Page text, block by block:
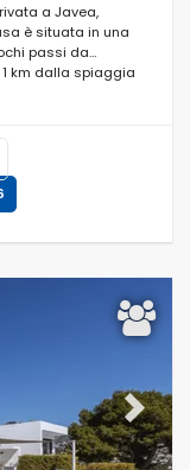
a Javea,
è situata in una
passi da
km dalla spiaggia
Javea.
Next